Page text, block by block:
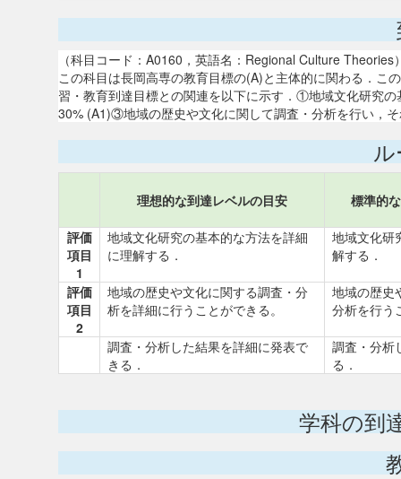
（科目コード：A0160，英語名：Regional Culture Theories
この科目は長岡高専の教育目標の(A)と主体的に関わる．こ
習・教育到達目標との関連を以下に示す．①地域文化研究
30% (A1)③地域の歴史や文化に関して調査・分析を行い，
理想的な到達レベルの目安 標準的
評価
項目
1
地域文化研究の基本的な方法を詳細
に理解する．
地域文化研
解する．
評価
項目
2
地域の歴史や文化に関する調査・分
析を詳細に行うことができる。
地域の歴史
分析を行う
調査・分析した結果を詳細に発表で
きる．
調査・分析
る．
学科の到